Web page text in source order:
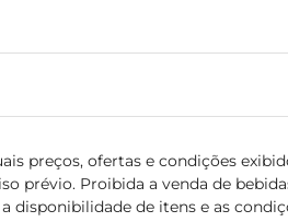
preços, ofertas e condições
prévio. Proibida a venda de
disponibilidade de itens e as